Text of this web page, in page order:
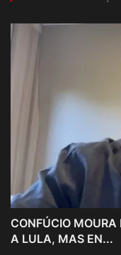
CONFÚCIO MOURA
A LULA, MAS EN...